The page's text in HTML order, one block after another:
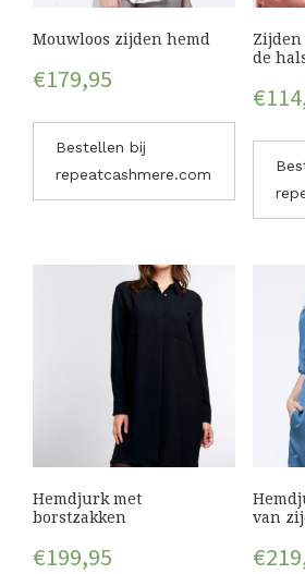
Mouwloos zijden hemd
€179,95
Bestellen bij
repeatcashmere.com
de
€
Hemdjurk met
borstzakken
€199,95
van
€